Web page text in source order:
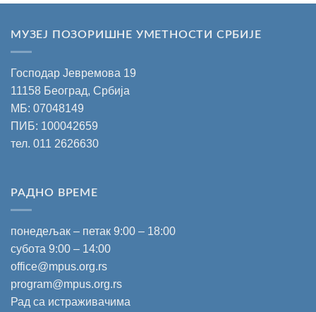
МУЗЕЈ ПОЗОРИШНЕ УМЕТНОСТИ СРБИЈЕ
Господар Јевремова 19
11158 Београд, Србија
МБ: 07048149
ПИБ: 100042659
тел. 011 2626630
РАДНО ВРЕМЕ
понедељак – петак 9:00 – 18:00
субота 9:00 – 14:00
office@mpus.org.rs
program@mpus.org.rs
Рад са истраживачима